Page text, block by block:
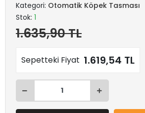
Kategori: Otomatik Köpek Tasması
Stok: 1
1.635,90 TL
Sepetteki Fiyat 1.619,54 TL